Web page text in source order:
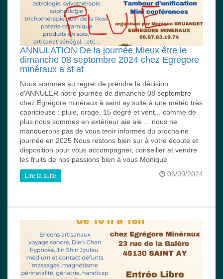
ANNULATION De la journée Mieux être le
dimanche 08 septembre 2024 chez Egrégore
minéraux a st at
Nous sommes au regret de prendre la décision
d'ANNULER notre journée de dimanche 08 septembre
chez Egrégore minéraux à saint ay suite à une météo très
capricieuse : pluie, orage, 15 degré et vent... comme de
plus nous sommes en extérieur aie aie ... nous ne
manquerons pas de vous tenir informés du prochaine
journée en 2025 Nous restons bien sur à votre écoute et
disposition pour vous accompagner, conseiller et vendre
les fruits de nos passions bien à vous Monique
06/09/2024
Lire la suite